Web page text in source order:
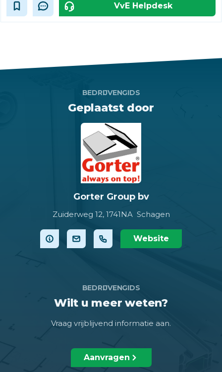
VvE Helpdesk
BEDRIJVENGIDS
Geplaatst door
Gorter Group bv
Zuiderweg 12, 1741NA Schagen
Website
BEDRIJVENGIDS
Wilt u meer weten?
Vraag vrijblijvend informatie aan.
Aanvragen